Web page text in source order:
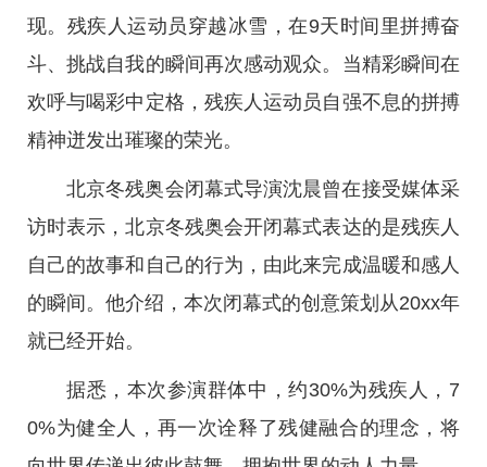
现。残疾人运动员穿越冰雪，在9天时间里拼搏奋
斗、挑战自我的瞬间再次感动观众。当精彩瞬间在
欢呼与喝彩中定格，残疾人运动员自强不息的拼搏
精神迸发出璀璨的荣光。
北京冬残奥会闭幕式导演沈晨曾在接受媒体采
访时表示，北京冬残奥会开闭幕式表达的是残疾人
自己的故事和自己的行为，由此来完成温暖和感人
的瞬间。他介绍，本次闭幕式的创意策划从20xx年
就已经开始。
据悉，本次参演群体中，约30%为残疾人，7
0%为健全人，再一次诠释了残健融合的理念，将